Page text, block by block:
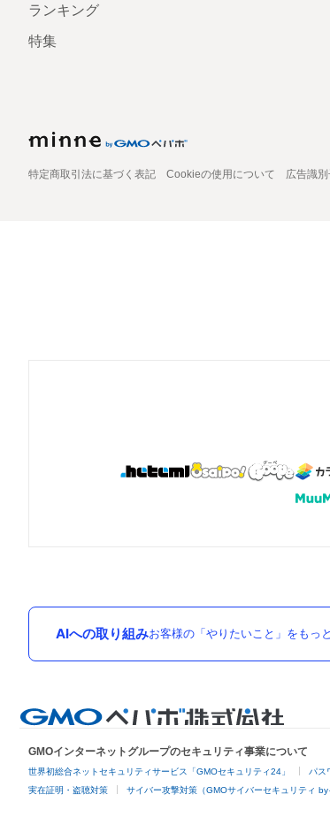
ランキング
特集
特定商取引法に基づく表記 Cookieの使用について 広告識
AIへの取り組みお客様の「やりたいこと」をもっ
GMOインターネットグループのセキュリティ事業について
世界初総合ネットセキュリティサービス「GMOセキュリティ24」 パス
実在証明・盗聴対策 サイバー攻撃対策（GMOサイバーセキュリティ by